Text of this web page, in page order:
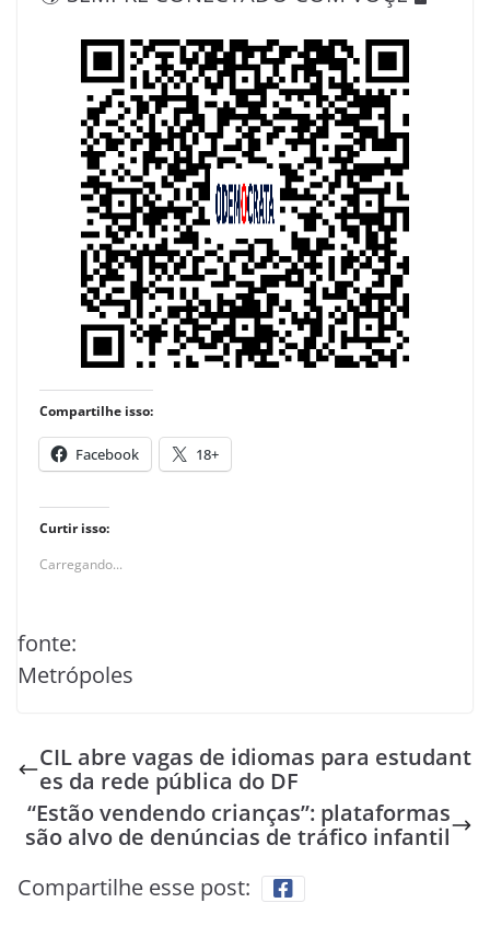
Compartilhe isso:
Facebook 18+
Curtir isso:
Carregando...
fonte:
Metrópoles
CIL abre vagas de idiomas para estudant
es da rede pública do DF
“Estão vendendo crianças”: plataformas
são alvo de denúncias de tráfico infantil
Compartilhe esse post: